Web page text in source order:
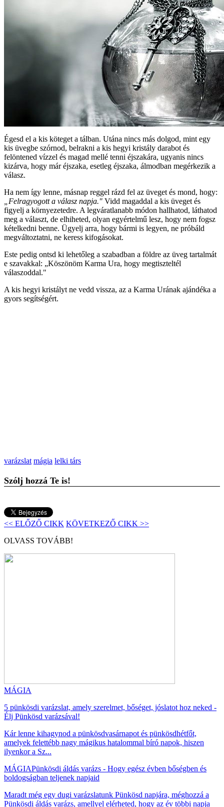
Égesd el a kis köteget a tálban. Utána nincs más dolgod, mint egy
kis üvegbe szórnod, belrakni a kis hegyi kristály darabot és
felöntened vízzel és magad mellé tenni éjszakára, ugyanis nincs
kizárva, hogy már éjszaka, esetleg éjszaka, álmodban megérkezik a
válasz.
Ha nem így lenne, másnap reggel rázd fel az üveget és mond, hogy:
„Felragyogott a válasz napja." Vidd magaddal a kis üveget és
figyelj a környezetedre. A legváratlanabb módon hallhatod, láthatod
meg a választ, de elhiheted, olyan egyértelmű lesz, hogy nem fogsz
kételkedni benne. Ügyelj arra, hogy bármi is legyen, ne próbáld
megváltoztatni, ne keress kifogásokat.
Este pedig ontsd ki lehetőleg a szabadban a földre az üveg tartalmát
e szavakkal: „Köszönöm Karma Ura, hogy megtiszteltél
válaszoddal."
A kis hegyi kristályt ne vedd vissza, az a Karma Urának ajándéka a
gyors segítségért.
varázslat mágia lelki társ
Szólj hozzá Te is!
<< ELŐZŐ CIKK KÖVETKEZŐ CIKK >>
OLVASS TOVÁBB!
MÁGIA
5 pünkösdi varázslat, amely szerelmet, bőséget, jóslatot hoz neked -
Élj Pünkösd varázsával!
Kár lenne kihagynod a pünkösdvasárnapot és pünkösdhétfőt,
amelyek felettébb nagy mágikus hatalommal bíró napok, hiszen
ilyenkor a Sz...
MÁGIAPünkösdi áldás varázs - Hogy egész évben bőségben és
boldogságban teljenek napjaid
Maradt még egy dugi varázslatunk Pünkösd napjára, méghozzá a
Pünkösdi áldás varázs, amellyel elérheted, hogy az év többi napja